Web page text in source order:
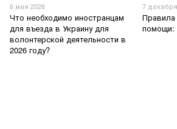
6 мая 2026
Что необходимо иностранцам
для въезда в Украину для
волонтерской деятельности в
2026 году?
7
Правила
помощи: